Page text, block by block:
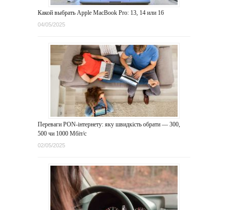
Какой выбрать Apple MacBook Pro: 13, 14 или 16
04/05/2025
Переваги PON-інтернету: яку швидкість обрати — 300,
500 чи 1000 Мбіт/с
02/05/2025